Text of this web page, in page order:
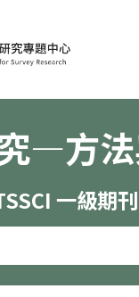
法與應
—方
一級期刊